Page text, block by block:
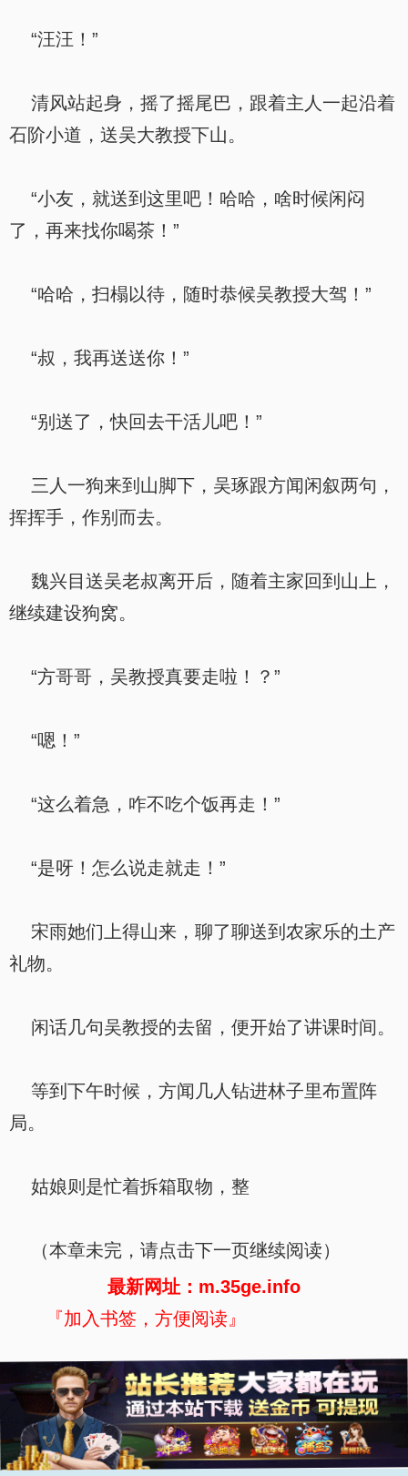
“汪汪！”
清风站起身，摇了摇尾巴，跟着主人一起沿着
石阶小道，送吴大教授下山。
“小友，就送到这里吧！哈哈，啥时候闲闷
了，再来找你喝茶！”
“哈哈，扫榻以待，随时恭候吴教授大驾！”
“叔，我再送送你！”
“别送了，快回去干活儿吧！”
三人一狗来到山脚下，吴琢跟方闻闲叙两句，
挥挥手，作别而去。
魏兴目送吴老叔离开后，随着主家回到山上，
继续建设狗窝。
“方哥哥，吴教授真要走啦！？”
“嗯！”
“这么着急，咋不吃个饭再走！”
“是呀！怎么说走就走！”
宋雨她们上得山来，聊了聊送到农家乐的土产
礼物。
闲话几句吴教授的去留，便开始了讲课时间。
等到下午时候，方闻几人钻进林子里布置阵
局。
姑娘则是忙着拆箱取物，整
（本章未完，请点击下一页继续阅读）
最新网址：m.35ge.info
『加入书签，方便阅读』